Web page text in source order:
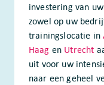
investering van
zowel op uw
trainingslocatie in
Haag en Utrecht
uit voor uw
naar een geheel